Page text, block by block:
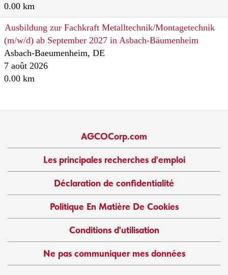
0.00 km
Ausbildung zur Fachkraft Metalltechnik/Montagetechnik
(m/w/d) ab September 2027 in Asbach-Bäumenheim
Asbach-Baeumenheim, DE
7 août 2026
0.00 km
AGCOCorp.com
Les principales recherches d'emploi
Déclaration de confidentialité
Politique En Matière De Cookies
Conditions d'utilisation
Ne pas communiquer mes données